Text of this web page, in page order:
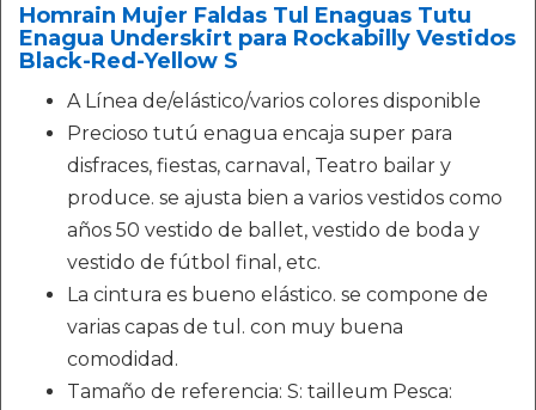
Homrain Mujer Faldas Tul Enaguas Tutu
Enagua Underskirt para Rockabilly Vestidos
Black-Red-Yellow S
A Línea de/elástico/varios colores disponible
Precioso tutú enagua encaja super para
disfraces, fiestas, carnaval, Teatro bailar y
produce. se ajusta bien a varios vestidos como
años 50 vestido de ballet, vestido de boda y
vestido de fútbol final, etc.
La cintura es bueno elástico. se compone de
varias capas de tul. con muy buena
comodidad.
Tamaño de referencia: S: tailleum Pesca: